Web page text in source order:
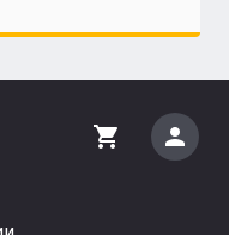
shopping_cart person